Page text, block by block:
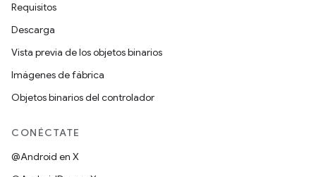
Requisitos
Descarga
Vista previa de los objetos binarios
Imágenes de fábrica
Objetos binarios del controlador
CONÉCTATE
@Android en X